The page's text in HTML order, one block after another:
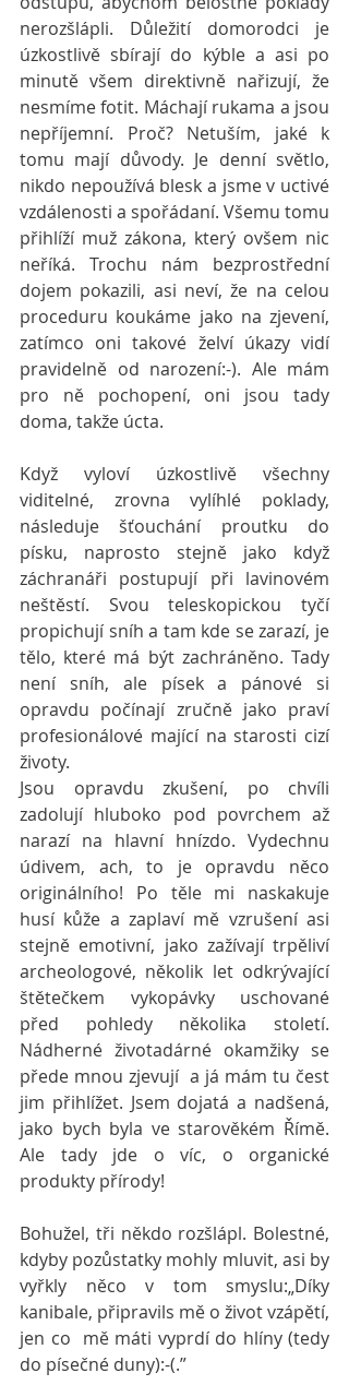
nerozšlápli. Důležití domorodci je
úzkostlivě sbírají do kýble a asi po
minutě všem direktivně nařizují, že
nesmíme fotit. Máchají rukama a jsou
nepříjemní. Proč? Netuším, jaké k
tomu mají důvody. Je denní světlo,
nikdo nepoužívá blesk a jsme v uctivé
vzdálenosti a spořádaní. Všemu tomu
přihlíží muž zákona, který ovšem nic
neříká. Trochu nám bezprostřední
dojem pokazili, asi neví, že na celou
proceduru koukáme jako na zjevení,
zatímco oni takové želví úkazy vidí
pravidelně od narození:-). Ale mám
pro ně pochopení, oni jsou tady
doma, takže úcta.
Když vyloví úzkostlivě všechny
viditelné, zrovna vylíhlé poklady,
následuje šťouchání proutku do
písku, naprosto stejně jako když
záchranáři postupují při lavinovém
neštěstí. Svou teleskopickou tyčí
propichují sníh a tam kde se zarazí, je
tělo, které má být zachráněno. Tady
není sníh, ale písek a pánové si
opravdu počínají zručně jako praví
profesionálové mající na starosti cizí
životy.
Jsou opravdu zkušení, po chvíli
zadolují hluboko pod povrchem až
narazí na hlavní hnízdo. Vydechnu
údivem, ach, to je opravdu něco
originálního! Po těle mi naskakuje
husí kůže a zaplaví mě vzrušení asi
stejně emotivní, jako zažívají trpěliví
archeologové, několik let odkrývající
štětečkem vykopávky uschované
před pohledy několika století.
Nádherné životadárné okamžiky se
přede mnou zjevují  a já mám tu čest
jim přihlížet. Jsem dojatá a nadšená,
jako bych byla ve starověkém Římě.
Ale tady jde o víc, o organické
produkty přírody!
Bohužel, tři někdo rozšlápl. Bolestné,
kdyby pozůstatky mohly mluvit, asi by
vyřkly něco v tom smyslu:„Díky
kanibale, připravils mě o život vzápětí,
jen co  mě máti vyprdí do hlíny (tedy
do písečné duny):-(.”